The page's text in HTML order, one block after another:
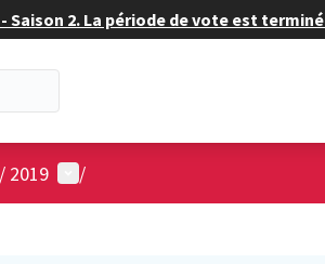
2. La période de vote est
2019 Menu utilisateur
/